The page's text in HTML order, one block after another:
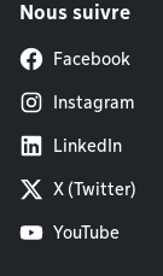
Nous suivre
Facebook
Instagram
LinkedIn
X (Twitter)
YouTube